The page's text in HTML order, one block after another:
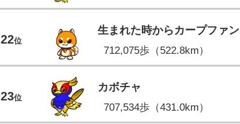
22位
生まれた時からカープファン
712,075歩（522.8km）
23位
カボチャ
707,534歩（431.0km）